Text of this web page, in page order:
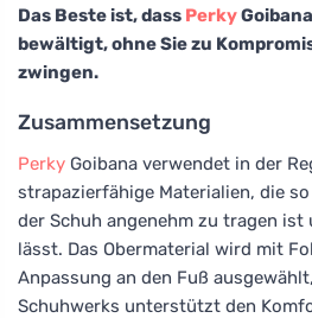
Das Beste ist, dass Perky
bewältigt, ohne Sie zu
zwingen.
Zusammensetzung
Perky Goibana verwendet in der
strapazierfähige Materialien, die
der Schuh angenehm zu tragen
lässt. Das Obermaterial wird mit
Anpassung an den Fuß
Schuhwerks unterstützt den